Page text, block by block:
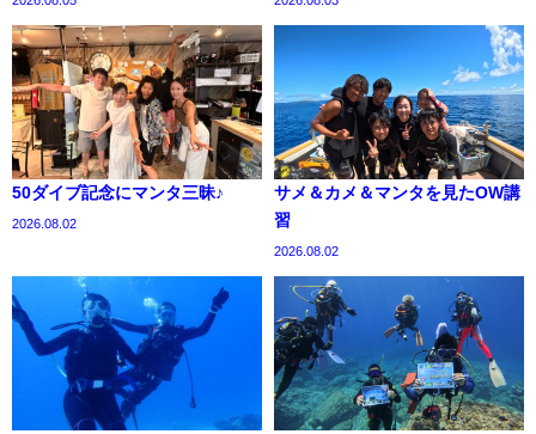
50ダイブ記念にマンタ三昧♪
2026.08.02
サメ＆カメ＆マンタを見たOW講
習
2026.08.02